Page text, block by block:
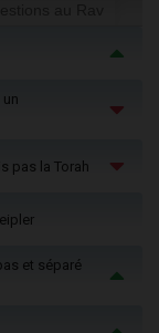
un
pas la Torah
et séparé